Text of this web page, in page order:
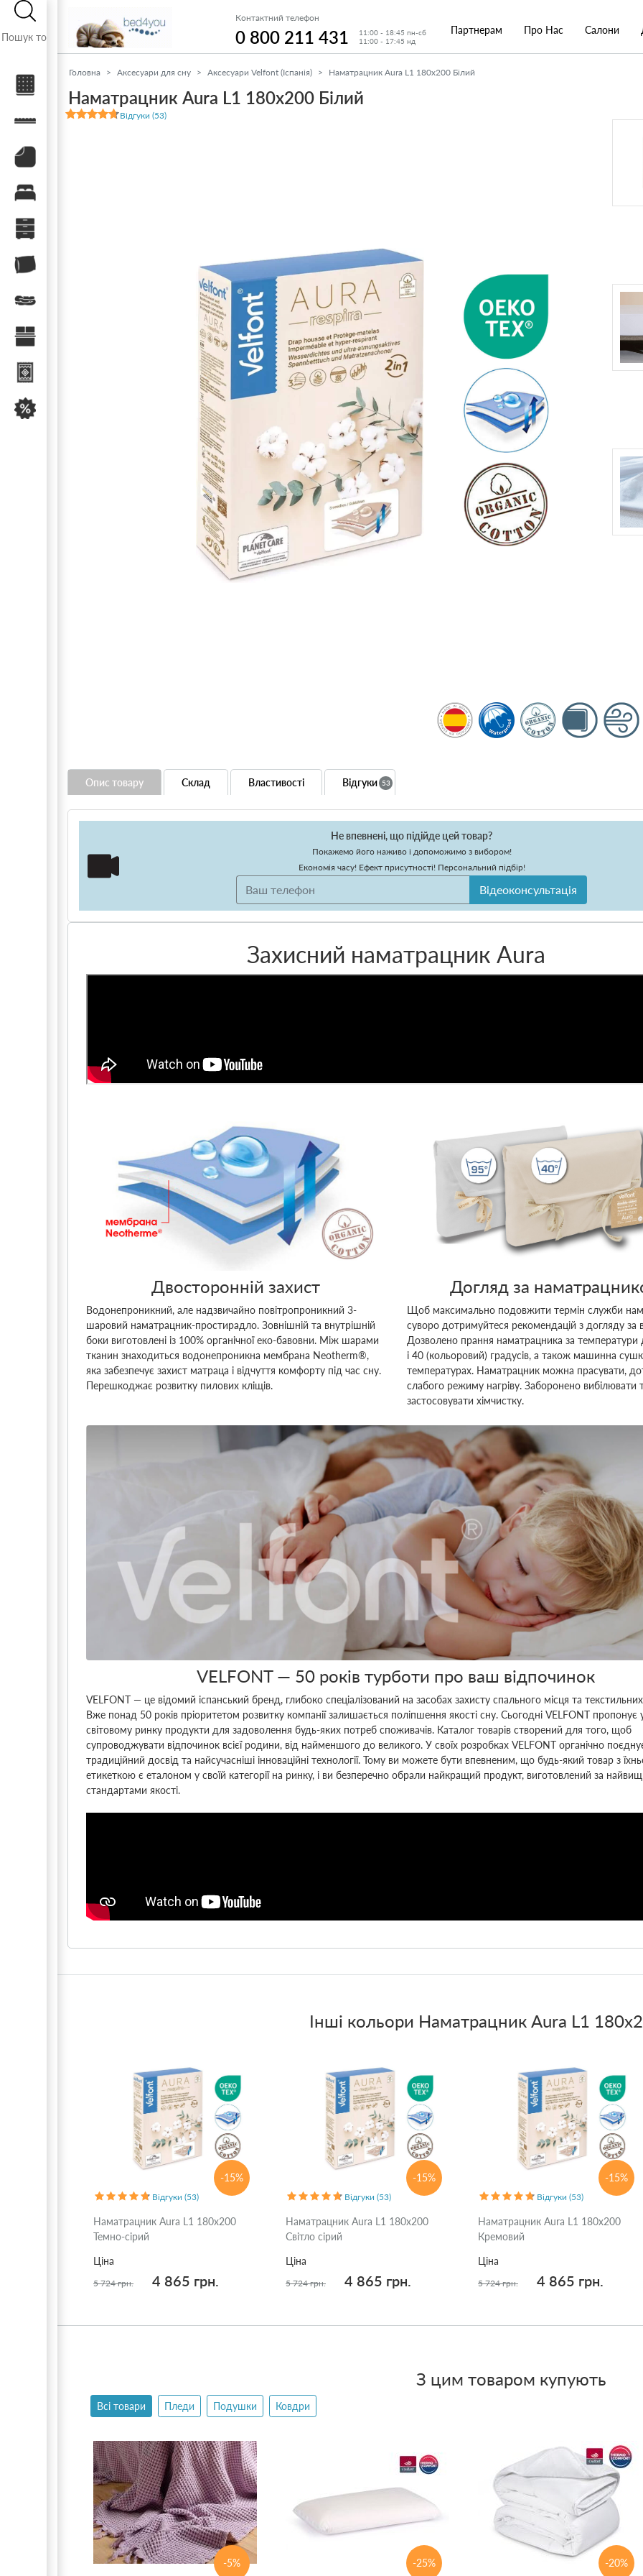
Топери / футони
Контактний телефон
0 800 211 431
11:00 - 18:45 пн-сб
11:00 - 17:45 нд
Партнерам Про Нас Салони
Головна Аксесуари для сну Аксесуари Velfont (Іспанія) Наматрацник Aura L1 180x200 Білий
Наматрацник Aura L1 180x200 Білий
Відгуки (53)
Опис товару Склад Властивості Відгуки 53
Не впевнені, що підійде цей товар?
Покажемо його наживо і допоможимо з вибором!
Економія часу! Ефект присутності! Персональний підбір!
Відеоконсультація
Захисний наматрацник Aura
Двосторонній захист
Водонепроникний, але надзвичайно повітропроникний 3-
шаровий наматрацник-простирадло. Зовнішній та внутрішній
боки виготовлені із 100% органічної еко-бавовни. Між шарами
тканин знаходиться водонепроникна мембрана Neotherm®,
яка забезпечує захист матраца і відчуття комфорту під час сну.
Перешкоджає розвитку пилових кліщів.
Догляд за
Щоб максимально подовжити термін служби
суворо дотримуйтеся рекомендацій з догляду за
Дозволено прання наматрацника за температури
і 40 (кольоровий) градусів, а також машинна
температурах. Наматрацник можна прасувати,
слабого режиму нагріву. Заборонено вибілювати
застосовувати хімчистку.
VELFONT ― 50 років турботи про ваш відпочинок
VELFONT ― це відомий іспанський бренд, глибоко спеціалізований на засобах захисту спального місця та
Вже понад 50 років пріоритетом розвитку компанії залишається поліпшення якості сну. Сьогодні VELFONT пропонує
світовому ринку продукти для задоволення будь-яких потреб споживачів. Каталог товарів створений для того, щоб
супроводжувати відпочинок всієї родини, від найменшого до великого. У своїх розробках VELFONT органічно
традиційний досвід та найсучасніші інноваційні технології. Тому ви можете бути впевненим, що будь-який товар з
етикеткою є еталоном у своїй категорії на ринку, і ви безперечно обрали найкращий продукт, виготовлений за
стандартами якості.
Інші кольори Наматрацник Aura L1
-15%
Відгуки (53)
Наматрацник Aura L1 180x200
Темно-сірий
Ціна
5 724 грн. 4 865 грн.
-15%
Відгуки (53)
Наматрацник Aura L1 180x200
Світло сірий
Ціна
5 724 грн. 4 865 грн.
-15%
Відгуки (53)
Наматрацник Aura L1 180x200
Кремовий
Ціна
5 724 грн. 4 865 грн.
З цим товаром купують
Всі товари Пледи Подушки Ковдри
-5% -25% -20%